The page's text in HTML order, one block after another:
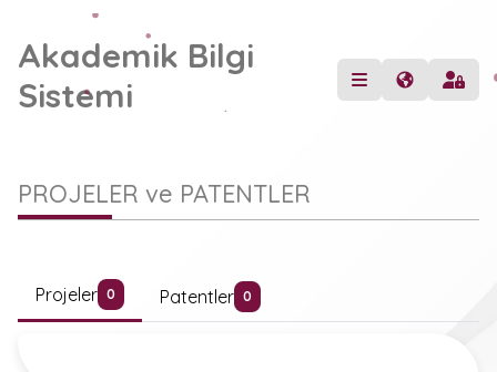
Akademik Bilgi
Sistemi
PROJELER ve PATENTLER
Projeler 0 Patentler 0